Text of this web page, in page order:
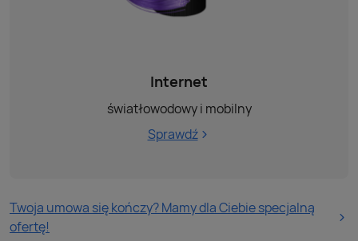
Internet
światłowodowy i mobilny
Sprawdź
Twoja umowa się kończy? Mamy dla Ciebie specjalną
ofertę!